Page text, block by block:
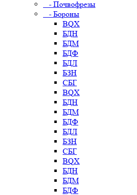
- Почвофрезы
- Бороны
BQX
БДН
БДМ
БДФ
БДЛ
БЗН
СБГ
BQX
БДН
БДМ
БДФ
БДЛ
БЗН
СБГ
BQX
БДН
БДМ
БДФ